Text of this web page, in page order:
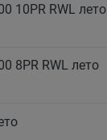
10PR RWL лето
8PR RWL лето